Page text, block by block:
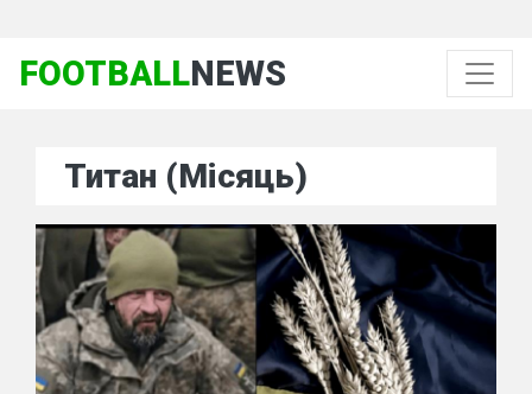
FOOTBALLNEWS
Титан (Місяць)